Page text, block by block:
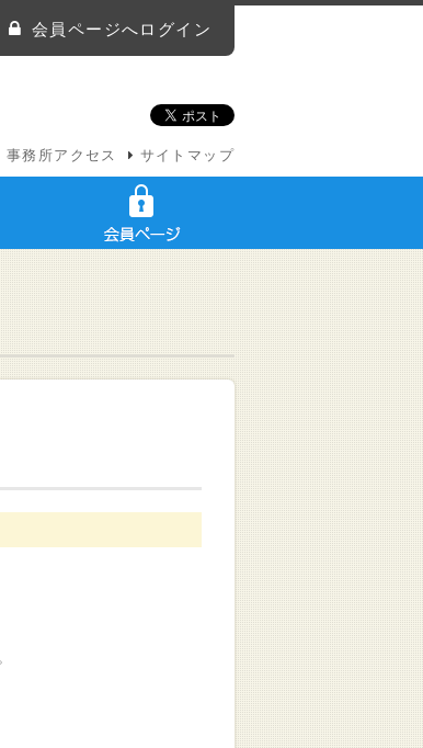
会員ページへログイン
事務所アクセス サイトマップ